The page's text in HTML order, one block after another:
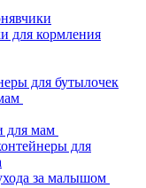
для кормления
для бутылочек
для мам
для
за малышом